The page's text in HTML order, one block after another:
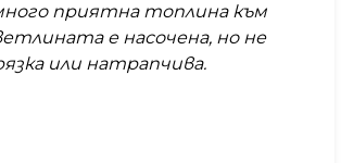
приятна топлина към
е насочена, но не
или натрапчива.